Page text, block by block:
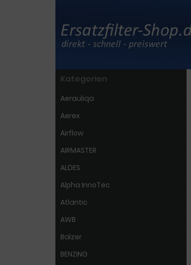
Kategorien
Aerauliqa
Aerex
Airflow
AIRMASTER
ALDES
Alpha InnoTec
Atlantic
AWB
Balzer
BENZING